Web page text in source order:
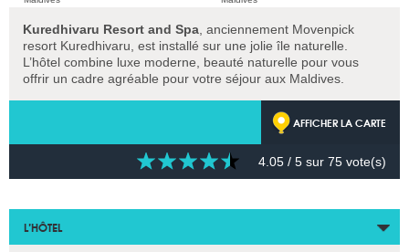
Kuredhivaru Resort and Spa, anciennement Movenpick
resort Kuredhivaru, est installé sur une jolie île naturelle.
L’hôtel combine luxe moderne, beauté naturelle pour vous
offrir un cadre agréable pour votre séjour aux Maldives.
AFFICHER LA CARTE
4.05 / 5 sur 75 vote(s)
L’HÔTEL